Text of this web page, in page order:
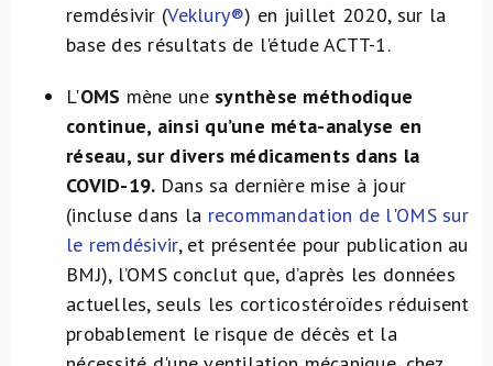
remdésivir (Veklury®) en juillet 2020, sur la
base des résultats de l'étude ACTT-1.
L'OMS mène une synthèse méthodique
continue, ainsi qu’une méta-analyse en
réseau, sur divers médicaments dans la
COVID-19. Dans sa dernière mise à jour
(incluse dans la recommandation de l'OMS sur
le remdésivir, et présentée pour publication au
BMJ), l’OMS conclut que, d’après les données
actuelles, seuls les corticostéroïdes réduisent
probablement le risque de décès et la